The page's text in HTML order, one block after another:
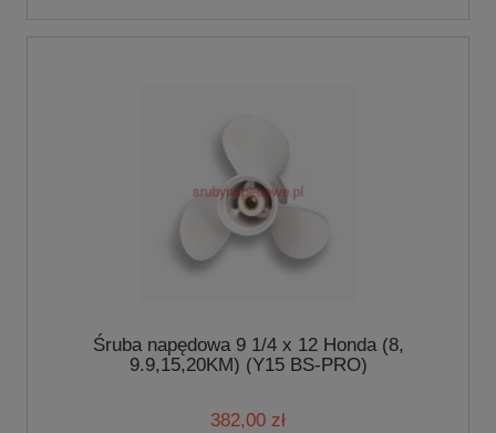
Śruba napędowa 9 1/4 x 12 Honda (8,
9.9,15,20KM) (Y15 BS-PRO)
382,00 zł